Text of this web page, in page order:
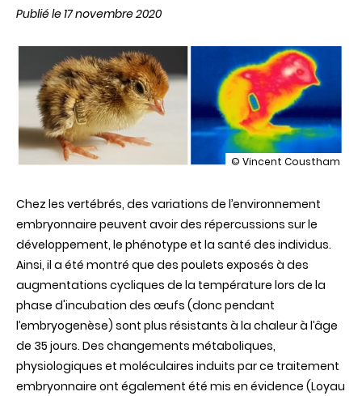
Publié le 17 novembre 2020
illustration
d’incubation
œufs
de
japonaise
comme
levier
d’amélioration
de
la
résistance
à
la
© Vincent Coustham
Chez les vertébrés, des variations de l’environnement
embryonnaire peuvent avoir des répercussions sur le
développement, le phénotype et la santé des individus.
Ainsi, il a été montré que des poulets exposés à des
augmentations cycliques de la température lors de la
phase d'incubation des œufs (donc pendant
l’embryogenèse) sont plus résistants à la chaleur à l’âge
de 35 jours. Des changements métaboliques,
physiologiques et moléculaires induits par ce traitement
embryonnaire ont également été mis en évidence (Loyau